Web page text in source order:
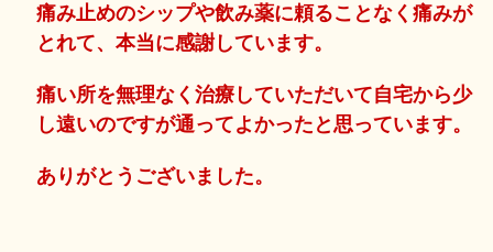
痛み止めのシップや飲み薬に頼ることなく痛みが
とれて、本当に感謝しています。
痛い所を無理なく治療していただいて自宅から少
し遠いのですが通ってよかったと思っています。
ありがとうございました。